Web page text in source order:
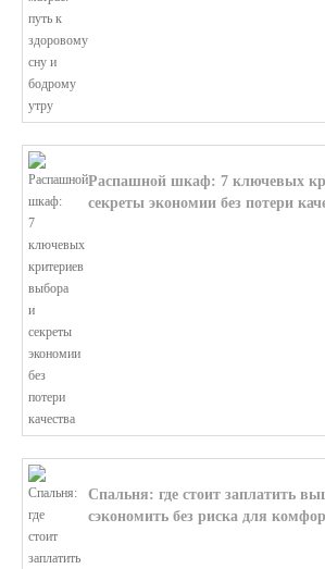
Распашной шкаф: 7 ключевых
секреты экономии без потери
Спальня: где стоит заплатить
сэкономить без риска для